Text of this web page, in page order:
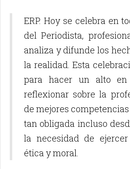
ERP. Hoy se celebra en
del Periodista,
analiza y difunde los
la realidad. Esta
para hacer un alto
reflexionar sobre la
de mejores
tan obligada incluso
la necesidad de
ética y moral.